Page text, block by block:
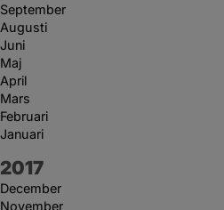
September
Augusti
Juni
Maj
April
Mars
Februari
Januari
År:
2017
December
November